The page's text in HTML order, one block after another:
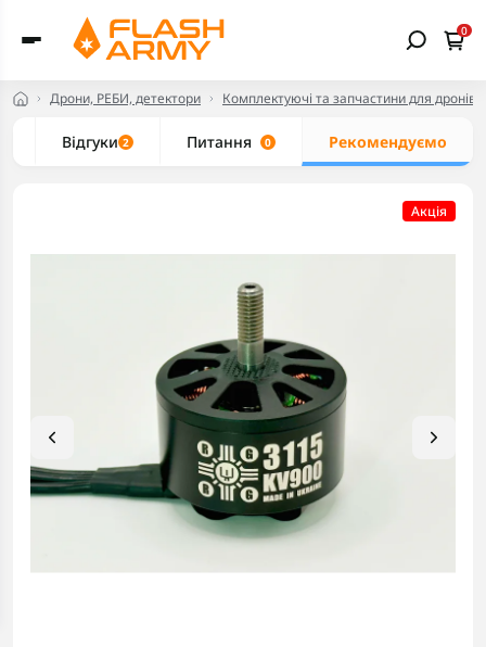
0
Дрони, РЕБИ, детектори Комплектуючі та запчастини для дронів
Відгуки 2 Питання 0 Рекомендуємо
Акцiя